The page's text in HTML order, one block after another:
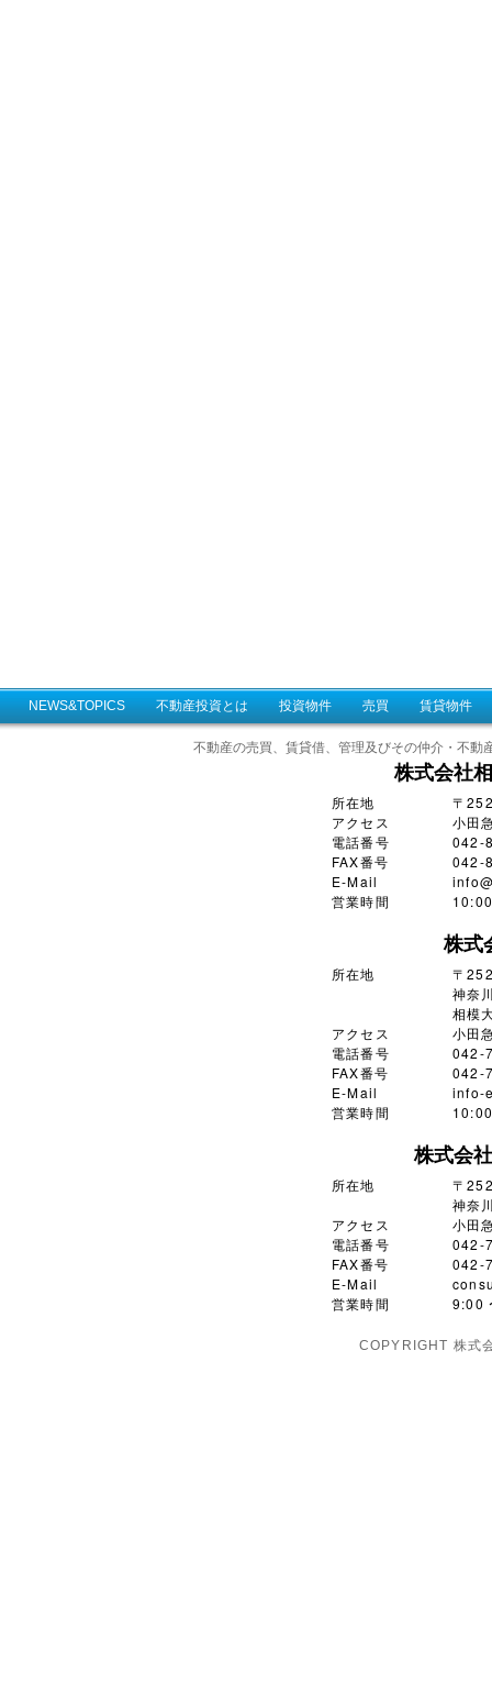
NEWS&TOPICS 不動産投資とは 投資物件 売買 賃貸物件
不動産の売買、賃貸借、管理及びその仲介・不
株式会社
所在地
〒
アクセス
小田
電話番号
042-
FAX番号
042-
E-Mail
営業時間
株式
所在地
〒
神奈
相模
アクセス
小田
電話番号
042-
FAX番号
042-
E-Mail
info-
営業時間
株式会
所在地
〒
神奈
アクセス
小田
電話番号
042-
FAX番号
042-
E-Mail
営業時間
9:00
COPYRIGHT 株式